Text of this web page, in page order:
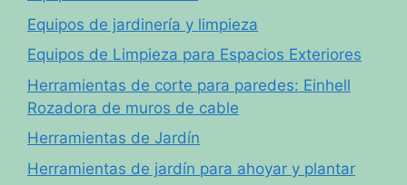
Equipos de jardinería y limpieza
Equipos de Limpieza para Espacios Exteriores
Herramientas de corte para paredes: Einhell
Rozadora de muros de cable
Herramientas de Jardín
Herramientas de jardín para ahoyar y plantar